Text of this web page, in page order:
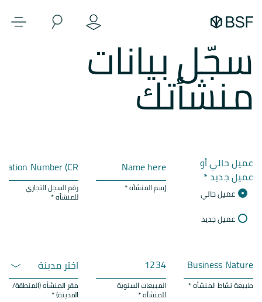
سجّل بيانات
منشأتك
عميل حالي أو
عميل جديد *
عميل حالي
عميل جديد
إسم المنشأه * رقم السجل التجاري
للمنشأه *
طبيعة نشاط المنشأه * المبيعات السنوية
للمنشأه *
اختر مدينة
مقر المنشأه (المنطقة/
المدينة) *